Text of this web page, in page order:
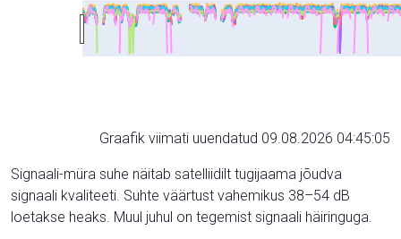
Graafik viimati uuendatud 09.08.2026 04:45:05
Signaali-müra suhe näitab satelliidilt tugijaama jõudva
signaali kvaliteeti. Suhte väärtust vahemikus 38–54 dB
loetakse heaks. Muul juhul on tegemist signaali häiringuga.